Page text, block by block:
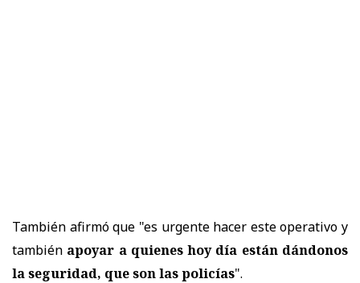
También afirmó que "es urgente hacer este operativo y
también apoyar a quienes hoy día están dándonos
la seguridad, que son las policías".